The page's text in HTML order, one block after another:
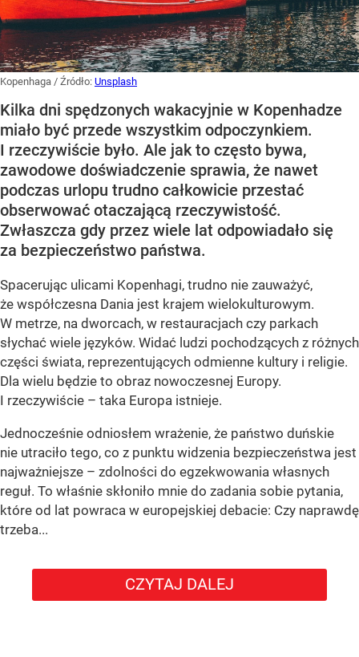
Kopenhaga / Źródło: Unsplash
Kilka dni spędzonych wakacyjnie w Kopenhadze
miało być przede wszystkim odpoczynkiem.
I rzeczywiście było. Ale jak to często bywa,
zawodowe doświadczenie sprawia, że nawet
podczas urlopu trudno całkowicie przestać
obserwować otaczającą rzeczywistość.
Zwłaszcza gdy przez wiele lat odpowiadało się
za bezpieczeństwo państwa.
Spacerując ulicami Kopenhagi, trudno nie zauważyć,
że współczesna Dania jest krajem wielokulturowym.
W metrze, na dworcach, w restauracjach czy parkach
słychać wiele języków. Widać ludzi pochodzących z różnych
części świata, reprezentujących odmienne kultury i religie.
Dla wielu będzie to obraz nowoczesnej Europy.
I rzeczywiście – taka Europa istnieje.
Jednocześnie odniosłem wrażenie, że państwo duńskie
nie utraciło tego, co z punktu widzenia bezpieczeństwa jest
najważniejsze – zdolności do egzekwowania własnych
reguł. To właśnie skłoniło mnie do zadania sobie pytania,
które od lat powraca w europejskiej debacie: Czy naprawdę
trzeba...
CZYTAJ DALEJ